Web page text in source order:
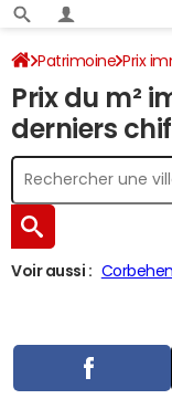
Patrimoine Prix
Prix du m²
derniers
Voir aussi :